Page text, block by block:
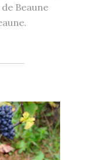
Beaune